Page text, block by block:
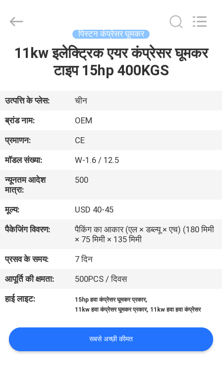
हमारे
बारे
कारखाने
दौरा
गुणवत्ता
नियंत्रण
हमसे
करें
Machinery
Reserved.
पिस्टन कंप्रेसर घूमकर
11kw इलेक्ट्रिक एयर कंप्रेसर घूमकर
टाइप 15hp 400KGS
उत्पत्ति के प्लेस:
चीन
ब्रांड नाम:
OEM
प्रमाणन:
CE
मॉडल संख्या:
W-1.6 / 12.5
न्यूनतम आदेश
मात्रा:
500
मूल्य:
USD 40-45
पैकेजिंग विवरण:
पैकिंग का आकार (एल × डब्ल्यू × एच) (180 मिमी
× 75 मिमी × 135 मिमी
प्रसव के समय:
7 दिन
आपूर्ति की क्षमता:
500PCS / दिवस
हाई लाइट:
15hp हवा कंप्रेसर घूमकर प्रकार,
11kw हवा कंप्रेसर घूमकर प्रकार, 11kw हवा हवा कंप्रेसर
सबसे अच्छी कीमत